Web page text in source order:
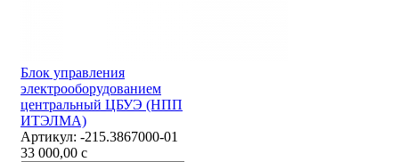
Блок управления
электрооборудованием
центральный ЦБУЭ (НПП
ИТЭЛМА)
Артикул: -215.3867000-01
33 000,00 c